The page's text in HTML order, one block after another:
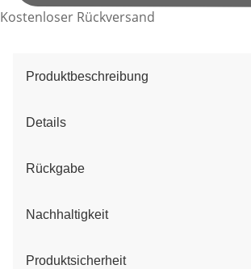
Kostenloser Rückversand
Produktbeschreibung
Details
Rückgabe
Nachhaltigkeit
Produktsicherheit